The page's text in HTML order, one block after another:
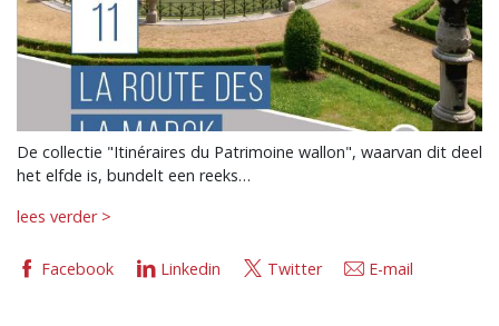
De collectie "Itinéraires du Patrimoine wallon", waarvan dit deel
het elfde is, bundelt een reeks…
lees verder >
Facebook Linkedin Twitter E-mail